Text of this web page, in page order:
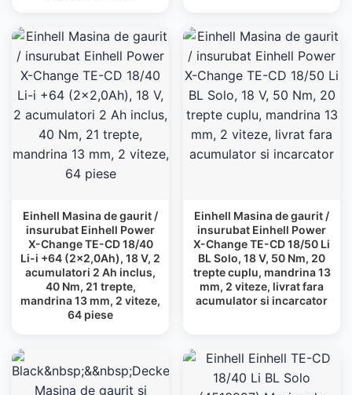
Einhell Masina de gaurit /
insurubat Einhell Power
X-Change TE-CD 18/40
Li-i +64 (2x2,0Ah), 18 V, 2
acumulatori 2 Ah inclus,
40 Nm, 21 trepte,
mandrina 13 mm, 2 viteze,
64 piese
Einhell Masina de gaurit /
insurubat Einhell Power
X-Change TE-CD 18/50 Li
BL Solo, 18 V, 50 Nm, 20
trepte cuplu, mandrina 13
mm, 2 viteze, livrat fara
acumulator si incarcator